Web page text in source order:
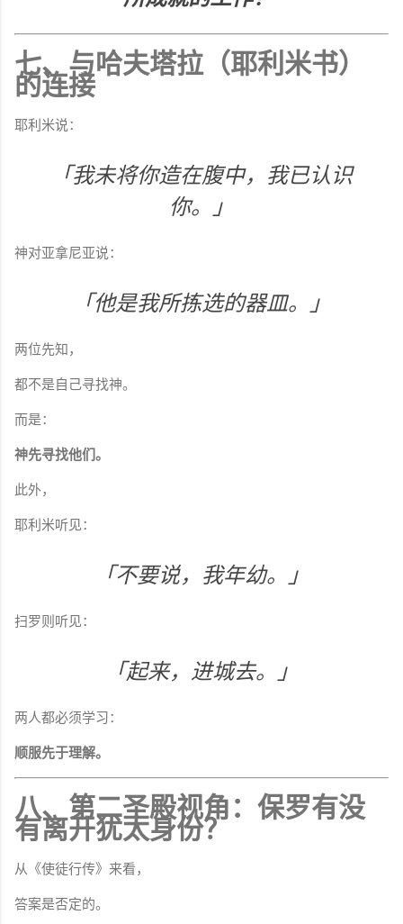
七、与哈夫塔拉（耶利米书）
的连接
耶利米说：
「我未将你造在腹中，我已认识
你。」
神对亚拿尼亚说：
「他是我所拣选的器皿。」
两位先知，
都不是自己寻找神。
而是：
神先寻找他们。
此外，
耶利米听见：
「不要说，我年幼。」
扫罗则听见：
「起来，进城去。」
两人都必须学习：
顺服先于理解。
八、第二圣殿视角：保罗有没
有离开犹太身份？
从《使徒行传》来看，
答案是否定的。